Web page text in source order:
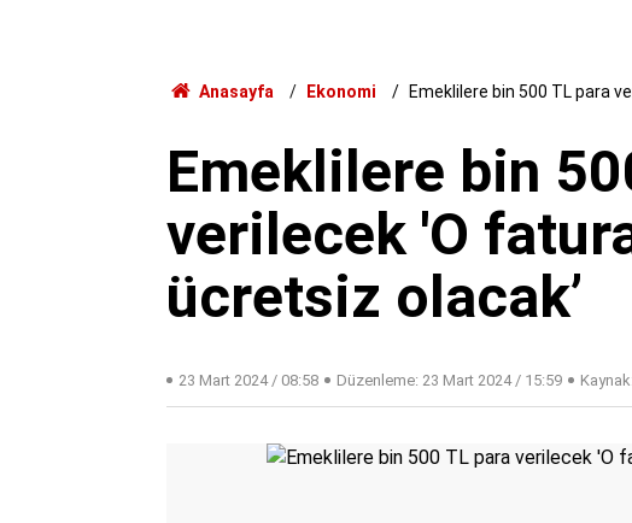
Anasayfa Ekonomi Emeklilere bin 500 TL para
Emeklilere bin
verilecek 'O
ücretsiz olacak’
23 Mart 2024 / 08:58 Düzenleme: 23 Mart 2024 / 15:59